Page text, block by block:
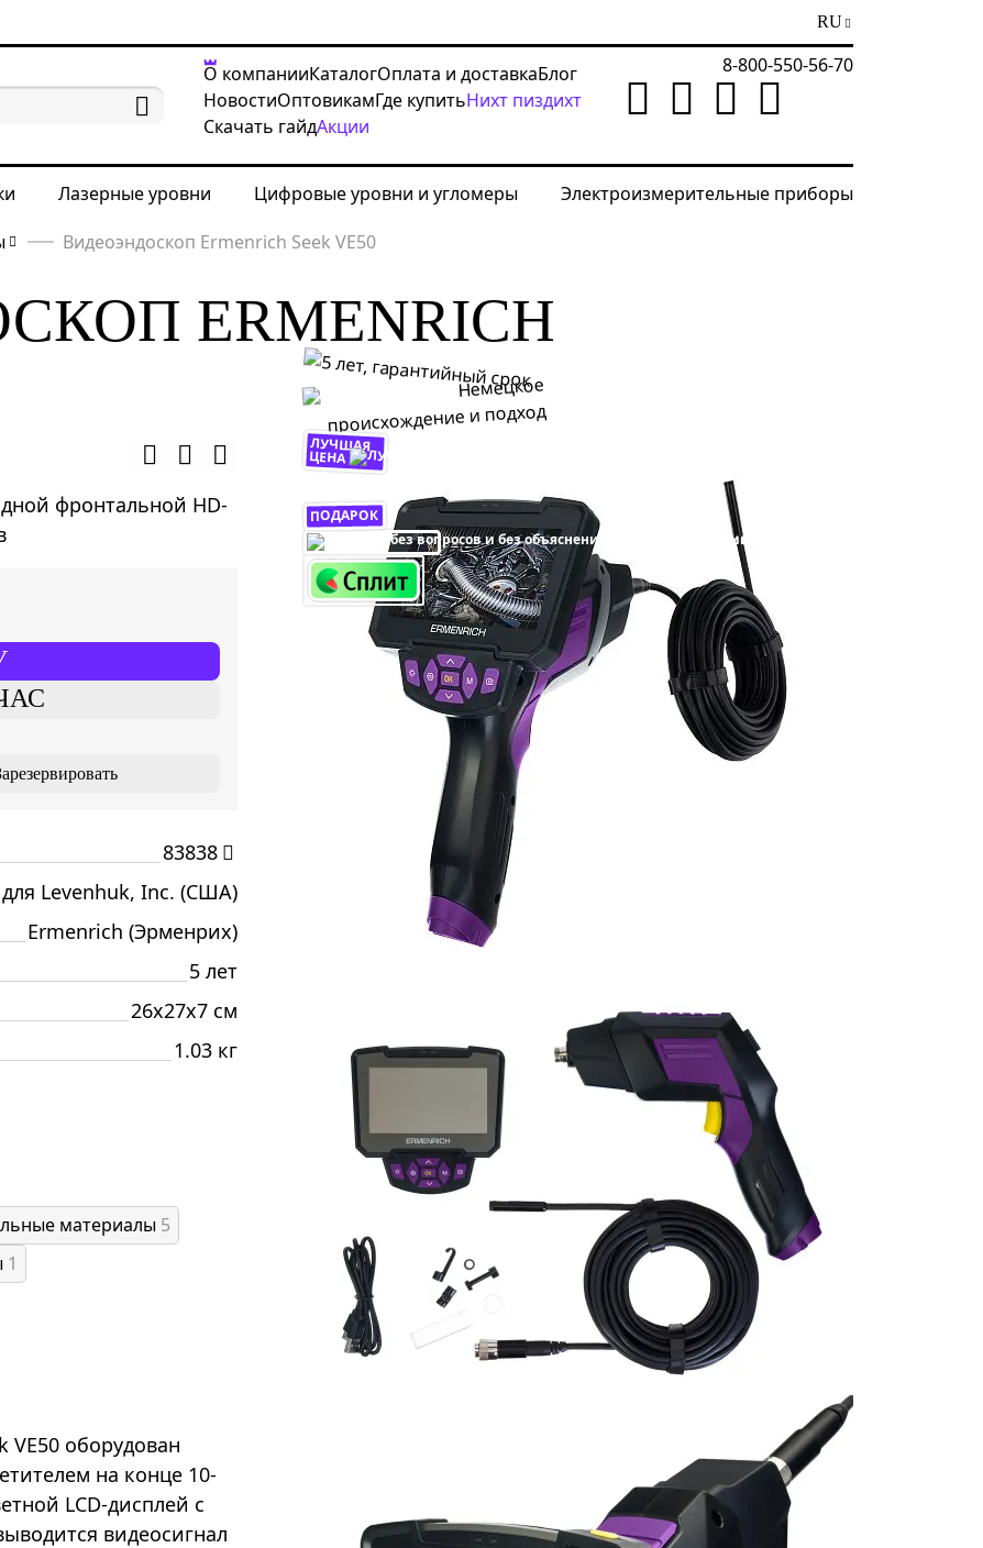
RU
О компанииКаталогОплата и доставкаБлог
НовостиОптовикамГде купитьНихт пиздихт
Скачать гайдАкции
8-800-550-56-70
Лазерные уровни Цифровые уровни и угломеры
Электроизмерительные приборы
Видеоэндоскоп Ermenrich Seek VE50
ERMENRICH
ЛУЧШАЯ
ЦЕНА
ПОДАРОК
фронтальной HD-
83838
Levenhuk, Inc. (США)
Ermenrich (Эрменрих)
5 лет
26x27x7 см
1.03 кг
материалы 5
1
VE50 оборудован
на конце 10-
LCD-дисплей с
видеосигнал